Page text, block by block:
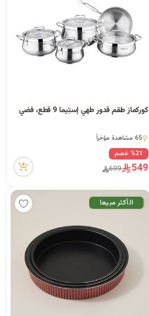
كوركماز طقم قدور طهي إستِيما 9 قطع، فضي
65 مشاهدة مؤخراً
65 مشاهدة مؤخراً%21 خصم
549
699
الأكثر مبيعا